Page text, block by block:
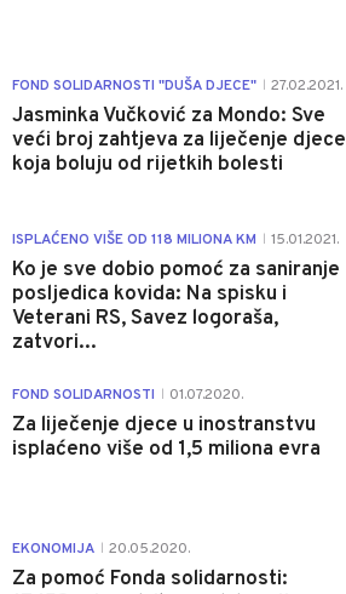
FOND SOLIDARNOSTI "DUŠA DJECE" 27.02.2021.
Jasminka Vučković za Mondo: Sve
veći broj zahtjeva za liječenje djece
koja boluju od rijetkih bolesti
ISPLAĆENO VIŠE OD 118 MILIONA KM 15.01.2021.
Ko je sve dobio pomoć za saniranje
posljedica kovida: Na spisku i
Veterani RS, Savez logoraša,
zatvori...
FOND SOLIDARNOSTI 01.07.2020.
Za liječenje djece u inostranstvu
isplaćeno više od 1,5 miliona evra
EKONOMIJA 20.05.2020.
Za pomoć Fonda solidarnosti: